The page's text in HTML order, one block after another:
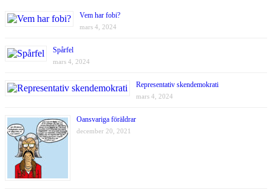
Vem har fobi?
mars 4, 2024
Spårfel
mars 4, 2024
Representativ skendemokrati
mars 4, 2024
Oansvariga föräldrar
december 20, 2021